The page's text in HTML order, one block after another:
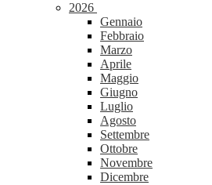
2026
Gennaio
Febbraio
Marzo
Aprile
Maggio
Giugno
Luglio
Agosto
Settembre
Ottobre
Novembre
Dicembre